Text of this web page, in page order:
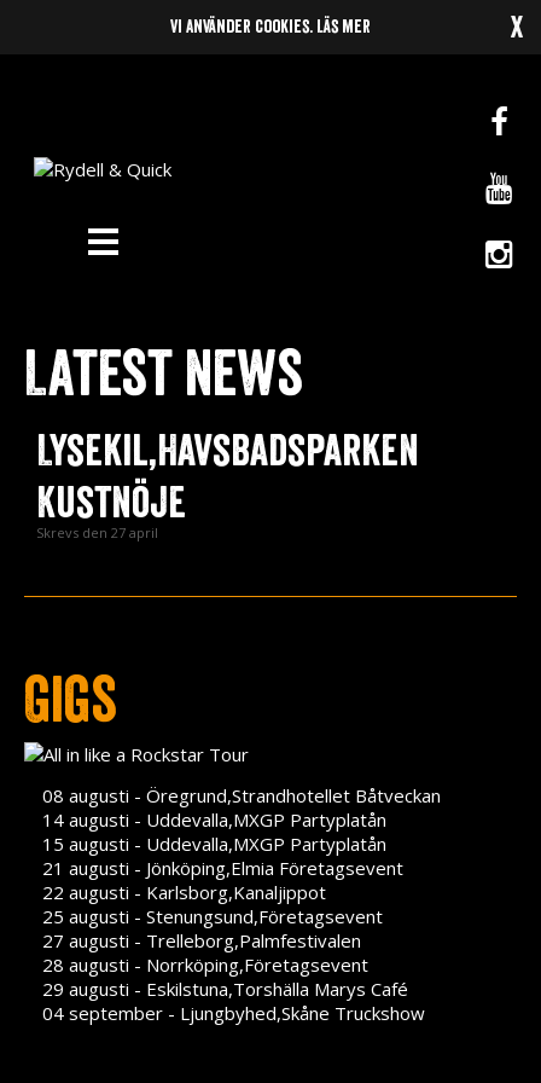
News
Music
Gigs
Gallery
Videos
Press
Teknik
Latest news
Lysekil,Havsbadsparken
Kustnöje
Skrevs den 27 april
Gigs
08 augusti - Öregrund,Strandhotellet Båtveckan
14 augusti - Uddevalla,MXGP Partyplatån
15 augusti - Uddevalla,MXGP Partyplatån
21 augusti - Jönköping,Elmia Företagsevent
22 augusti - Karlsborg,Kanaljippot
25 augusti - Stenungsund,Företagsevent
27 augusti - Trelleborg,Palmfestivalen
28 augusti - Norrköping,Företagsevent
29 augusti - Eskilstuna,Torshälla Marys Café
04 september - Ljungbyhed,Skåne Truckshow
Vi använder cookies. Läs mer x